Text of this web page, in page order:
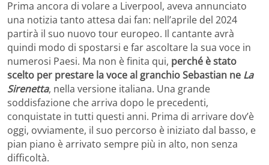
Prima ancora di volare a Liverpool, aveva annunciato
una notizia tanto attesa dai fan: nell’aprile del 2024
partirà il suo nuovo tour europeo. Il cantante avrà
quindi modo di spostarsi e far ascoltare la sua voce in
numerosi Paesi. Ma non è finita qui, perché è stato
scelto per prestare la voce al granchio Sebastian ne La
Sirenetta, nella versione italiana. Una grande
soddisfazione che arriva dopo le precedenti,
conquistate in tutti questi anni. Prima di arrivare dov’è
oggi, ovviamente, il suo percorso è iniziato dal basso, e
pian piano è arrivato sempre più in alto, non senza
difficoltà.